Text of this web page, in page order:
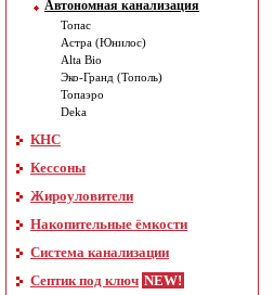
Автономная канализация
Топас
Астра (Юнилос)
Alta Bio
Эко-Гранд (Тополь)
Топаэро
Deka
КНС
Кессоны
Жироуловители
Накопительные ёмкости
Система канализации
Септик под ключ